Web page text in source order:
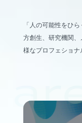
「人の可能性をひ
方創生、研究機関
様なプロフェショナ